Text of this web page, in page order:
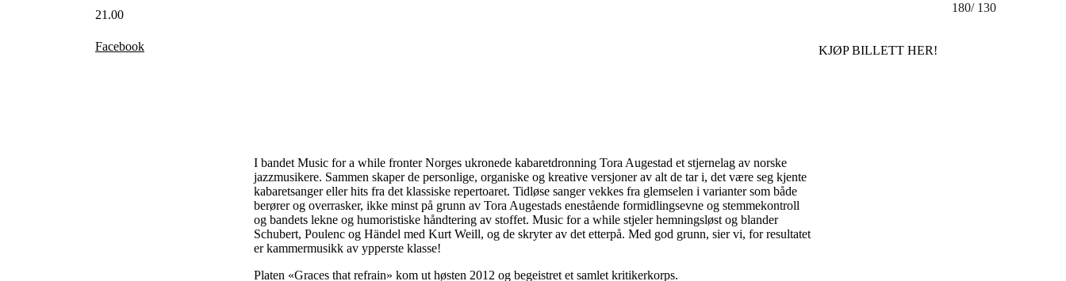
21.00
Facebook
180/ 130
KJØP BILLETT HER!
I bandet Music for a while fronter Norges ukronede kabaretdronning Tora Augestad et stjernelag av norske
jazzmusikere. Sammen skaper de personlige, organiske og kreative versjoner av alt de tar i, det være seg kjente
kabaretsanger eller hits fra det klassiske repertoaret. Tidløse sanger vekkes fra glemselen i varianter som både
berører og overrasker, ikke minst på grunn av Tora Augestads enestående formidlingsevne og stemmekontroll
og bandets lekne og humoristiske håndtering av stoffet. Music for a while stjeler hemningsløst og blander
Schubert, Poulenc og Händel med Kurt Weill, og de skryter av det etterpå. Med god grunn, sier vi, for resultatet
er kammermusikk av ypperste klasse!
Platen «Graces that refrain» kom ut høsten 2012 og begeistret et samlet kritikerkorps.